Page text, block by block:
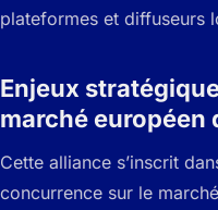
plateformes et diffuseurs
Enjeux
marché européen
Cette alliance s’inscrit
concurrence sur le